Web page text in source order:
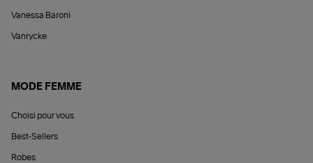
Vanessa Baroni
Vanrycke
MODE FEMME
Choisi pour vous
Best-Sellers
Robes